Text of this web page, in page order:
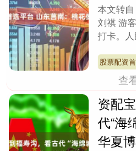
本文转
刘祺 游
打卡。
放，如云
股票配资
查
资配
代“海
华夏